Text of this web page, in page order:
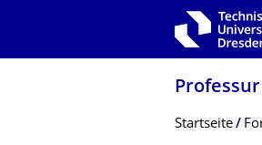
Zur Hauptnavigation springen
Breadcrumb-
Startseite